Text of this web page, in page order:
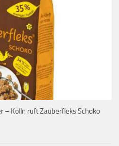
– Kölln ruft Zauberfleks Schoko